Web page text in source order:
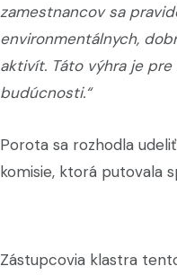
zamestnancov sa
environmentálnych,
aktivít. Táto výhra je
budúcnosti.“
Porota sa rozhodla
komisie, ktorá putovala
Zástupcovia klastra